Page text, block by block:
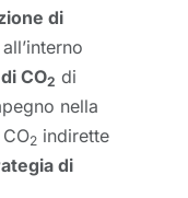
di
CO2 di
nella
2 indirette
di